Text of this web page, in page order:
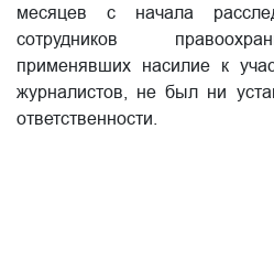
месяцев с начала
сотрудников
применявших насилие к
журналистов, не был ни
ответственности.